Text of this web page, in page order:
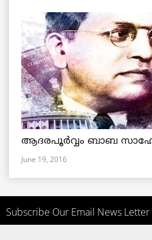
ആദരപൂര്‍വ്വം ബാബ
June 19, 2016
Subscribe Our Email News Letter